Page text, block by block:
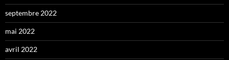
septembre 2022
mai 2022
avril 2022